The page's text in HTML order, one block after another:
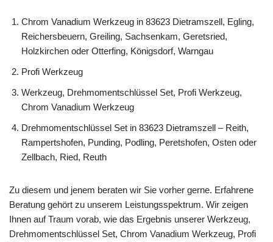
Chrom Vanadium Werkzeug in 83623 Dietramszell, Egling,
Reichersbeuern, Greiling, Sachsenkam, Geretsried,
Holzkirchen oder Otterfing, Königsdorf, Warngau
Profi Werkzeug
Werkzeug, Drehmomentschlüssel Set, Profi Werkzeug,
Chrom Vanadium Werkzeug
Drehmomentschlüssel Set in 83623 Dietramszell – Reith,
Rampertshofen, Punding, Podling, Peretshofen, Osten oder
Zellbach, Ried, Reuth
Zu diesem und jenem beraten wir Sie vorher gerne. Erfahrene
Beratung gehört zu unserem Leistungsspektrum. Wir zeigen
Ihnen auf Traum vorab, wie das Ergebnis unserer Werkzeug,
Drehmomentschlüssel Set, Chrom Vanadium Werkzeug, Profi